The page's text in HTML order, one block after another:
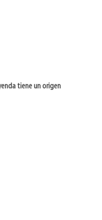
tiene un origen